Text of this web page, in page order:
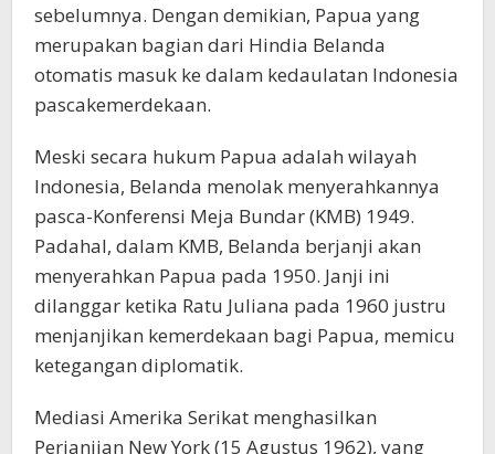
sebelumnya. Dengan demikian, Papua yang
merupakan bagian dari Hindia Belanda
otomatis masuk ke dalam kedaulatan Indonesia
pascakemerdekaan.
Meski secara hukum Papua adalah wilayah
Indonesia, Belanda menolak menyerahkannya
pasca-Konferensi Meja Bundar (KMB) 1949.
Padahal, dalam KMB, Belanda berjanji akan
menyerahkan Papua pada 1950. Janji ini
dilanggar ketika Ratu Juliana pada 1960 justru
menjanjikan kemerdekaan bagi Papua, memicu
ketegangan diplomatik.
Mediasi Amerika Serikat menghasilkan
Perjanjian New York (15 Agustus 1962), yang